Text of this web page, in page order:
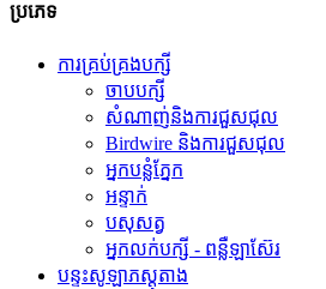
ប្រភេទ
ការគ្រប់គ្រងបក្សី
ចាបបក្សី
សំណាញ់និងការជួសជុល
Birdwire និងការជួសជុល
អ្នកបន្លំភ្នែក
អន្ទាក់
បសុសត្វ
អ្នកលក់បក្សី - ពន្លឺឡាស៊ែរ
បន្ទះសូឡាភស្តុតាង